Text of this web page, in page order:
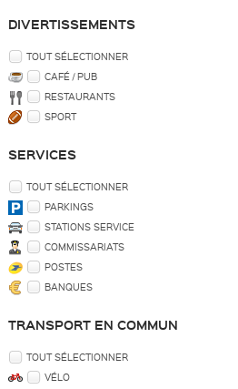
DIVERTISSEMENTS
TOUT SÉLECTIONNER
CAFÉ / PUB
RESTAURANTS
SPORT
SERVICES
TOUT SÉLECTIONNER
PARKINGS
STATIONS SERVICE
COMMISSARIATS
POSTES
BANQUES
TRANSPORT EN COMMUN
TOUT SÉLECTIONNER
VÉLO